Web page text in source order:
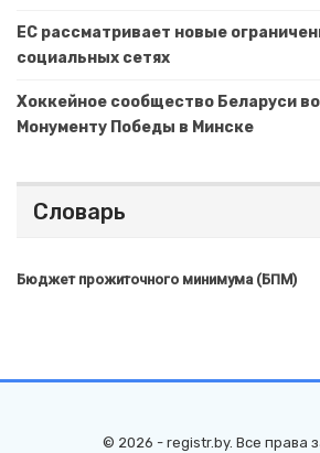
ЕС рассматривает новые
социальных сетях
Хоккейное сообщество Беларуси
Монументу Победы в Минске
Словарь
Бюджет прожиточного минимума (БПМ)
© 2026 - registr.by. Все права